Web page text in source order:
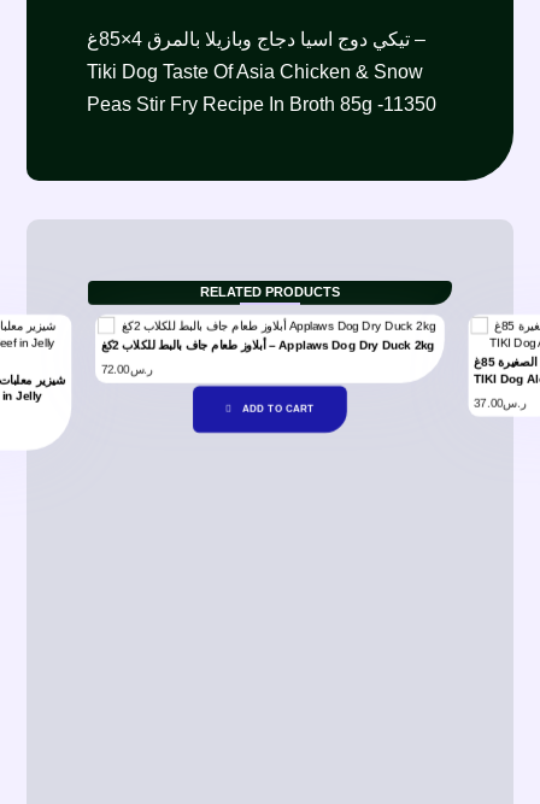
تيكي دوج اسيا دجاج وبازيلا بالمرق 4×85غ –
Tiki Dog Taste Of Asia Chicken & Snow
Peas Stir Fry Recipe In Broth 85g -11350
RELATED PRODUCTS
in Jelly
أبلاوز طعام جاف بالبط للكلاب 2كغ – Applaws Dog Dry Duck 2kg
ر.س72.00
ADD TO CART
تيكي دوج الوها بتيتس بالدجاج وبط في المرق للكلاب الصغيرة 85غ –
TIKI Dog
ر.س37.00